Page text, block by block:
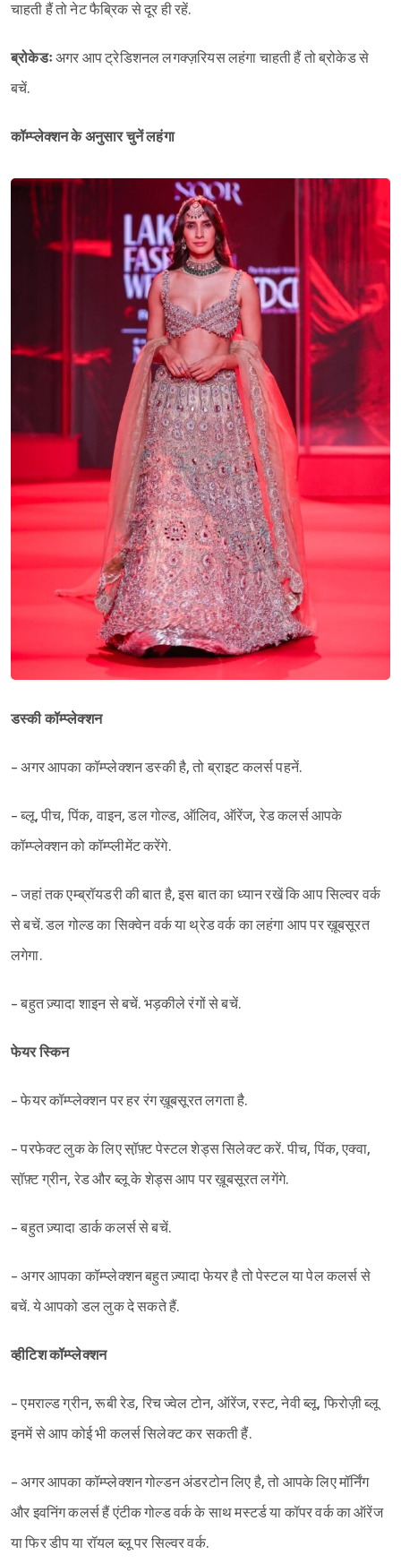
Sign in
चाहती हैं तो नेट फैब्रिक से दूर ही रहें.
ब्रोकेडःअगर आप ट्रेडिशनल लगक्ज़रियस लहंगा चाहती हैं तो ब्रोकेड से
बचें.
कॉम्प्लेक्शन के अनुसार चुनें लहंगा
डस्की कॉम्प्लेक्शन
- अगर आपका कॉम्प्लेक्शन डस्की है, तो ब्राइट कलर्स पहनें.
- ब्लू, पीच, पिंक, वाइन, डल गोल्ड, ऑलिव, ऑरेंज, रेड कलर्स आपके
कॉम्प्लेक्शन को कॉम्प्लीमेंट करेंगे.
- जहां तक एम्ब्रॉयडरी की बात है, इस बात का ध्यान रखें कि आप सिल्वर वर्क
से बचें. डल गोल्ड का सिक्वेन वर्क या थ्रेड वर्क का लहंगा आप पर ख़ूबसूरत
लगेगा.
- बहुत ज़्यादा शाइन से बचें. भड़कीले रंगों से बचें.
फेयर स्किन
- फेयर कॉम्प्लेक्शन पर हर रंग ख़ूबसूरत लगता है.
- परफेक्ट लुक के लिए सॉ़फ़्ट पेस्टल शेड्स सिलेक्ट करें. पीच, पिंक, एक्वा,
सॉ़फ़्ट ग्रीन, रेड और ब्लू के शेड्स आप पर ख़ूबसूरत लगेंगे.
- बहुत ज़्यादा डार्क कलर्स से बचें.
- अगर आपका कॉम्प्लेक्शन बहुत ज़्यादा फेयर है तो पेस्टल या पेल कलर्स से
बचें. ये आपको डल लुक दे सकते हैं.
व्हीटिश कॉम्प्लेक्शन
- एमराल्ड ग्रीन, रूबी रेड, रिच ज्वेल टोन, ऑरेंज, रस्ट, नेवी ब्लू, फिरोज़ी ब्लू
इनमें से आप कोई भी कलर्स सिलेक्ट कर सकती हैं.
- अगर आपका कॉम्प्लेक्शन गोल्डन अंडरटोन लिए है, तो आपके लिए मॉर्निंग
और इवनिंग कलर्स हैं एंटीक गोल्ड वर्क के साथ मस्टर्ड या कॉपर वर्क का ऑरेंज
या फिर डीप या रॉयल ब्लू पर सिल्वर वर्क.